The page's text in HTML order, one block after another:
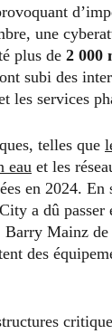
une
plus de 2 000
subi des
les services
telles que
eau et les
en 2024. En
a dû passer
Barry Mainz
des